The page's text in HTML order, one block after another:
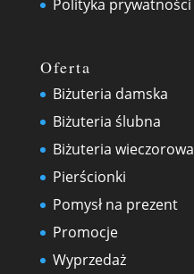
Polityka prywatności
Oferta
Biżuteria damska
Biżuteria ślubna
Biżuteria wieczorowa
Pierścionki
Pomysł na prezent
Promocje
Wyprzedaż